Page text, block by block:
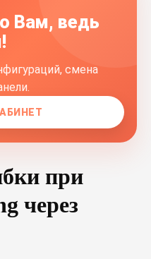
Вам, ведь
смена
при
через